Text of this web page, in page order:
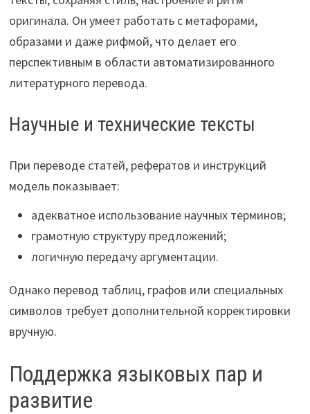
оригинала. Он умеет работать с метафорами,
образами и даже рифмой, что делает его
перспективным в области автоматизированного
литературного перевода.
Научные и технические тексты
При переводе статей, рефератов и инструкций
модель показывает:
адекватное использование научных терминов;
грамотную структуру предложений;
логичную передачу аргументации.
Однако перевод таблиц, графов или специальных
символов требует дополнительной корректировки
вручную.
Поддержка языковых пар и
развитие